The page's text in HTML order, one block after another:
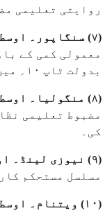
روایتی تعلیمی
(۷) سنگاپور۔ اوسط آئی کیو: ۵۶ء۱۰۳
معمولی کمی کے
بدولت ٹاپ ۱۰؍ میں برقرار۔
(۸) منگولیا۔ اوسط آئی کیو: ۶۱ء۱۰۲
مضبوط تعلیمی
کی۔
(۹) نیوزی لینڈ۔ اوسط آئی کیو: ۳۵ء۱۰۲
مسلسل مستحکم
(۱۰) ویتنام۔ اوسط آئی کیو: ۲۶ء۱۰۲